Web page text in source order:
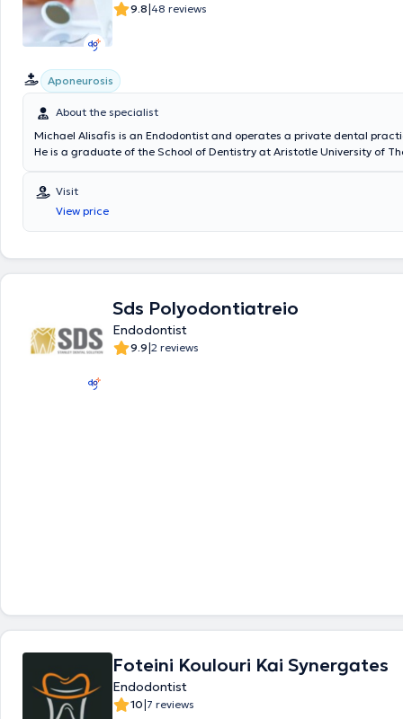
9.8|48 reviews
Aponeurosis
About the specialist
Michael Alisafis is an Endodontist and operates a private dental
He is a graduate of the School of Dentistry at Aristotle University of
is derived from his private practice and a clinical specialization in
private practice, endodontic treatments are provided using a
devices, and vertical compaction of gutta-percha. The doctor is a
European and Hellenic Endodontic Societies, as well as a member of
Visit
View price
Sds Polyodontiatreio
Endodontist
9.9|2 reviews
Foteini Koulouri Kai Synergates
Endodontist
10|7 reviews